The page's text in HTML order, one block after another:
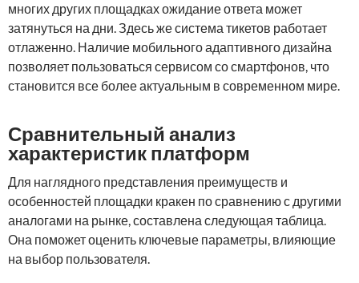
многих других площадках ожидание ответа может
затянуться на дни. Здесь же система тикетов работает
отлаженно. Наличие мобильного адаптивного дизайна
позволяет пользоваться сервисом со смартфонов, что
становится все более актуальным в современном мире.
Сравнительный анализ
характеристик платформ
Для наглядного представления преимуществ и
особенностей площадки кракен по сравнению с другими
аналогами на рынке, составлена следующая таблица.
Она поможет оценить ключевые параметры, влияющие
на выбор пользователя.